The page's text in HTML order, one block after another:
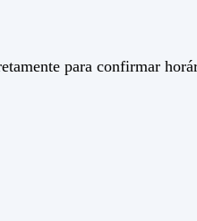
para confirmar